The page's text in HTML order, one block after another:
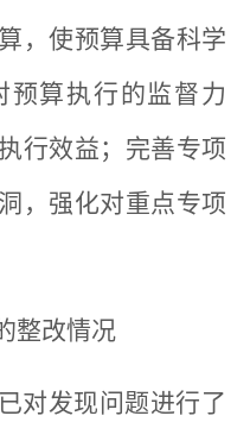
，使预算具备科学
预算执行的监督力
行效益；完善专项
，强化对重点专项
整改情况
对发现问题进行了